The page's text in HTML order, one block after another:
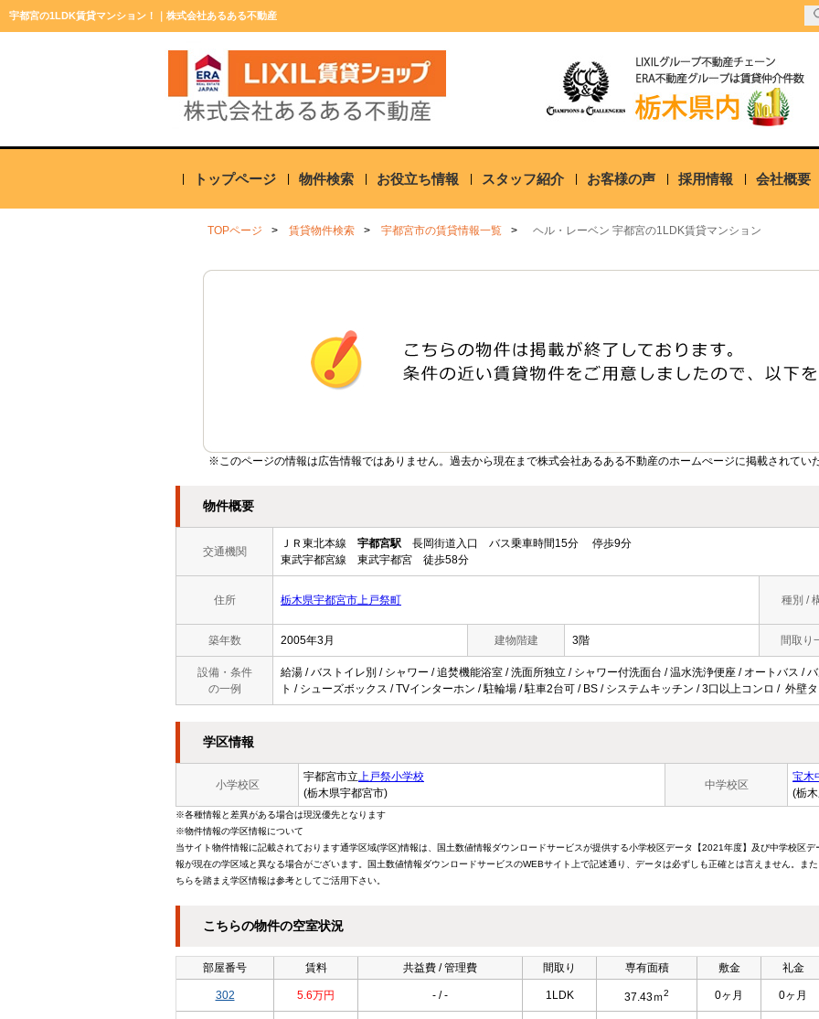
宇都宮の1LDK賃貸マンション！｜株式会社あるある不動産
トップページ 物件検索 お役立ち情報 スタッフ紹介 お客様の声 採用情報 会社概要
TOPページ 賃貸物件検索 宇都宮市の賃貸情報一覧 ヘル・レーベン 宇都宮の1LDK賃貸マンション
※このページの情報は広告情報ではありません。過去から現在まで株式会社あるある不動産のホームぺージに掲載されてい
物件概要
交通機関
ＪＲ東北本線 宇都宮駅 長岡街道入口 バス乗車時間15分 停歩9分
東武宇都宮線 東武宇都宮 徒歩58分
住所 栃木県宇都宮市上戸祭町 種別 /
築年数 2005年3月 建物階建 3階 間取り
設備・条件
の一例
給湯 / バストイレ別 / シャワー / 追焚機能浴室 / 洗面所独立 / シャワー付洗面台 / 温水洗浄便座 / オートバス /
ト / シューズボックス / TVインターホン / 駐輪場 / 駐車2台可 / BS / システムキッチン / 3口以上コンロ / 外壁
学区情報
小学校区
宇都宮市立上戸祭小学校
(栃木県宇都宮市)
中学校区
宝木
(栃
※各種情報と差異がある場合は現況優先となります
※物件情報の学区情報について
当サイト物件情報に記載されております通学区域(学区)情報は、国土数値情報ダウンロードサービスが提供する小学校区データ【2021年度】及び中学校区
報が現在の学区域と異なる場合がございます。国土数値情報ダウンロードサービスのWEBサイト上で記述通り、データは必ずしも正確とは言えません。ま
ちらを踏まえ学区情報は参考としてご活用下さい。
こちらの物件の空室状況
部屋番号 賃料 共益費 / 管理費 間取り 専有面積 敷金 礼金
302 5.6万円 - / - 1LDK 37.43ｍ2 0ヶ月 0ヶ月